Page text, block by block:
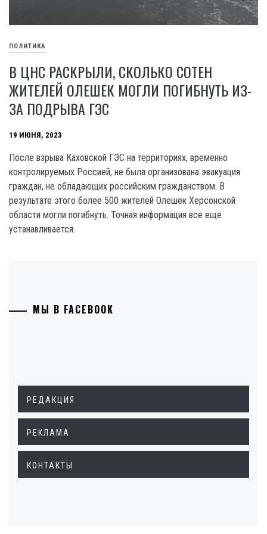
ПОЛИТИКА
В ЦНС РАСКРЫЛИ, СКОЛЬКО СОТЕН
ЖИТЕЛЕЙ ОЛЕШЕК МОГЛИ ПОГИБНУТЬ ИЗ-
ЗА ПОДРЫВА ГЭС
19 ИЮНЯ, 2023
После взрыва Каховской ГЭС на территориях, временно
контролируемых Россией, не была организована эвакуация
граждан, не обладающих российским гражданством. В
результате этого более 500 жителей Олешек Херсонской
области могли погибнуть. Точная информация все еще
устанавливается.
МЫ В FACEBOOK
РЕДАКЦИЯ
РЕКЛАМА
КОНТАКТЫ